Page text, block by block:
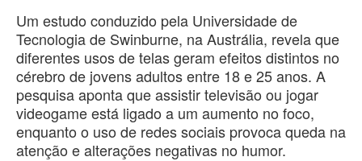
Um estudo conduzido pela Universidade de
Tecnologia de Swinburne, na Austrália, revela que
diferentes usos de telas geram efeitos distintos no
cérebro de jovens adultos entre 18 e 25 anos. A
pesquisa aponta que assistir televisão ou jogar
videogame está ligado a um aumento no foco,
enquanto o uso de redes sociais provoca queda na
atenção e alterações negativas no humor.